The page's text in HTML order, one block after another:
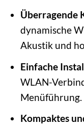
Überragende
dynamische
Akustik und
Einfache
WLAN-
Menüführung.
Kompaktes